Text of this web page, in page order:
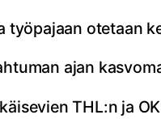
työpajaan otetaan
ajan
THL:n ja